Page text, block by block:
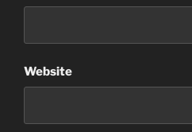
Website